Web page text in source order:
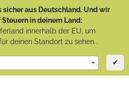
aus Deutschland. Und wir
in deinem Land:
innerhalb der EU, um
deinen Standort zu sehen...
✔